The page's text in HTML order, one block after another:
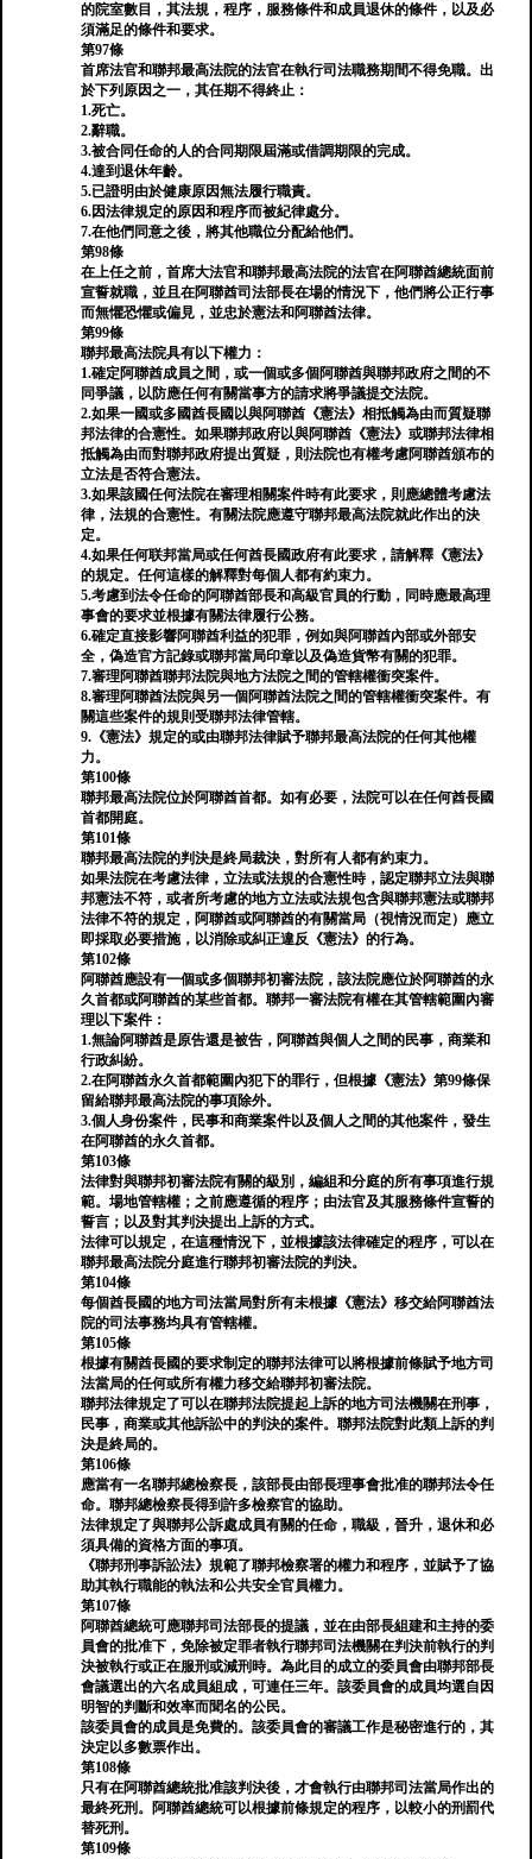
的院室數目，其法規，程序，服務條件和成員退休的條件，以及必
須滿足的條件和要求。
第97條
首席法官和聯邦最高法院的法官在執行司法職務期間不得免職。出
於下列原因之一，其任期不得終止：
1.死亡。
2.辭職。
3.被合同任命的人的合同期限屆滿或借調期限的完成。
4.達到退休年齡。
5.已證明由於健康原因無法履行職責。
6.因法律規定的原因和程序而被紀律處分。
7.在他們同意之後，將其他職位分配給他們。
第98條
在上任之前，首席大法官和聯邦最高法院的法官在阿聯酋總統面前
宣誓就職，並且在阿聯酋司法部長在場的情況下，他們將公正行事
而無懼恐懼或偏見，並忠於憲法和阿聯酋法律。
第99條
聯邦最高法院具有以下權力：
1.確定阿聯酋成員之間，或一個或多個阿聯酋與聯邦政府之間的不
同爭議，以防應任何有關當事方的請求將爭議提交法院。
2.如果一國或多國酋長國以與阿聯酋《憲法》相抵觸為由而質疑聯
邦法律的合憲性。如果聯邦政府以與阿聯酋《憲法》或聯邦法律相
抵觸為由而對聯邦政府提出質疑，則法院也有權考慮阿聯酋頒布的
立法是否符合憲法。
3.如果該國任何法院在審理相關案件時有此要求，則應總體考慮法
律，法規的合憲性。有關法院應遵守聯邦最高法院就此作出的決
定。
4.如果任何联邦當局或任何酋長國政府有此要求，請解釋《憲法》
的規定。任何這樣的解釋對每個人都有約束力。
5.考慮到法令任命的阿聯酋部長和高級官員的行動，同時應最高理
事會的要求並根據有關法律履行公務。
6.確定直接影響阿聯酋利益的犯罪，例如與阿聯酋內部或外部安
全，偽造官方記錄或聯邦當局印章以及偽造貨幣有關的犯罪。
7.審理阿聯酋聯邦法院與地方法院之間的管轄權衝突案件。
8.審理阿聯酋法院與另一個阿聯酋法院之間的管轄權衝突案件。有
關這些案件的規則受聯邦法律管轄。
9.《憲法》規定的或由聯邦法律賦予聯邦最高法院的任何其他權
力。
第100條
聯邦最高法院位於阿聯酋首都。如有必要，法院可以在任何酋長國
首都開庭。
第101條
聯邦最高法院的判決是終局裁決，對所有人都有約束力。
如果法院在考慮法律，立法或法規的合憲性時，認定聯邦立法與聯
邦憲法不符，或者所考慮的地方立法或法規包含與聯邦憲法或聯邦
法律不符的規定，阿聯酋或阿聯酋的有關當局（視情況而定）應立
即採取必要措施，以消除或糾正違反《憲法》的行為。
第102條
阿聯酋應設有一個或多個聯邦初審法院，該法院應位於阿聯酋的永
久首都或阿聯酋的某些首都。聯邦一審法院有權在其管轄範圍內審
理以下案件：
1.無論阿聯酋是原告還是被告，阿聯酋與個人之間的民事，商業和
行政糾紛。
2.在阿聯酋永久首都範圍內犯下的罪行，但根據《憲法》第99條保
留給聯邦最高法院的事項除外。
3.個人身份案件，民事和商業案件以及個人之間的其他案件，發生
在阿聯酋的永久首都。
第103條
法律對與聯邦初審法院有關的級別，編組和分庭的所有事項進行規
範。場地管轄權；之前應遵循的程序；由法官及其服務條件宣誓的
誓言；以及對其判決提出上訴的方式。
法律可以規定，在這種情況下，並根據該法律確定的程序，可以在
聯邦最高法院分庭進行聯邦初審法院的判決。
第104條
每個酋長國的地方司法當局對所有未根據《憲法》移交給阿聯酋法
院的司法事務均具有管轄權。
第105條
根據有關酋長國的要求制定的聯邦法律可以將根據前條賦予地方司
法當局的任何或所有權力移交給聯邦初審法院。
聯邦法律規定了可以在聯邦法院提起上訴的地方司法機關在刑事，
民事，商業或其他訴訟中的判決的案件。聯邦法院對此類上訴的判
決是終局的。
第106條
應當有一名聯邦總檢察長，該部長由部長理事會批准的聯邦法令任
命。聯邦總檢察長得到許多檢察官的協助。
法律規定了與聯邦公訴處成員有關的任命，職級，晉升，退休和必
須具備的資格方面的事項。
《聯邦刑事訴訟法》規範了聯邦檢察署的權力和程序，並賦予了協
助其執行職能的執法和公共安全官員權力。
第107條
阿聯酋總統可應聯邦司法部長的提議，並在由部長組建和主持的委
員會的批准下，免除被定罪者執行聯邦司法機關在判決前執行的判
決被執行或正在服刑或減刑時。為此目的成立的委員會由聯邦部長
會議選出的六名成員組成，可連任三年。該委員會的成員均選自因
明智的判斷和效率而聞名的公民。
該委員會的成員是免費的。該委員會的審議工作是秘密進行的，其
決定以多數票作出。
第108條
只有在阿聯酋總統批准該判決後，才會執行由聯邦司法當局作出的
最終死刑。阿聯酋總統可以根據前條規定的程序，以較小的刑罰代
替死刑。
第109條